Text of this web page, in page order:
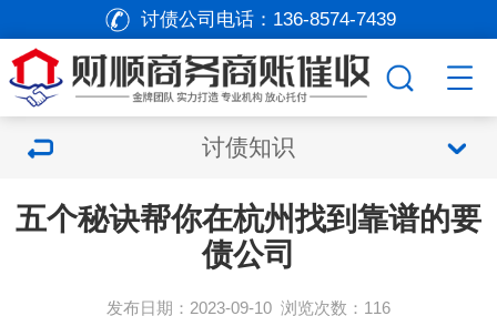
讨债公司电话： 136-8574-7439
讨债知识
五个秘诀帮你在杭州找到靠谱的要
债公司
发布日期：2023-09-10 浏览次数： 116